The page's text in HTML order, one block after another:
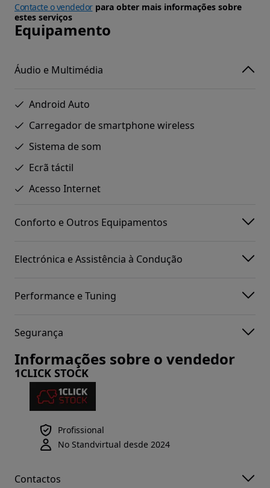
Contacte o vendedorpara obter mais informações sobre
estes serviços
Equipamento
Áudio e Multimédia
Android Auto
Carregador de smartphone wireless
Sistema de som
Ecrã táctil
Acesso Internet
Conforto e Outros Equipamentos
Electrónica e Assistência à Condução
Performance e Tuning
Segurança
Informações sobre o vendedor
1CLICK STOCK
Profissional
No Standvirtual desde 2024
Contactos